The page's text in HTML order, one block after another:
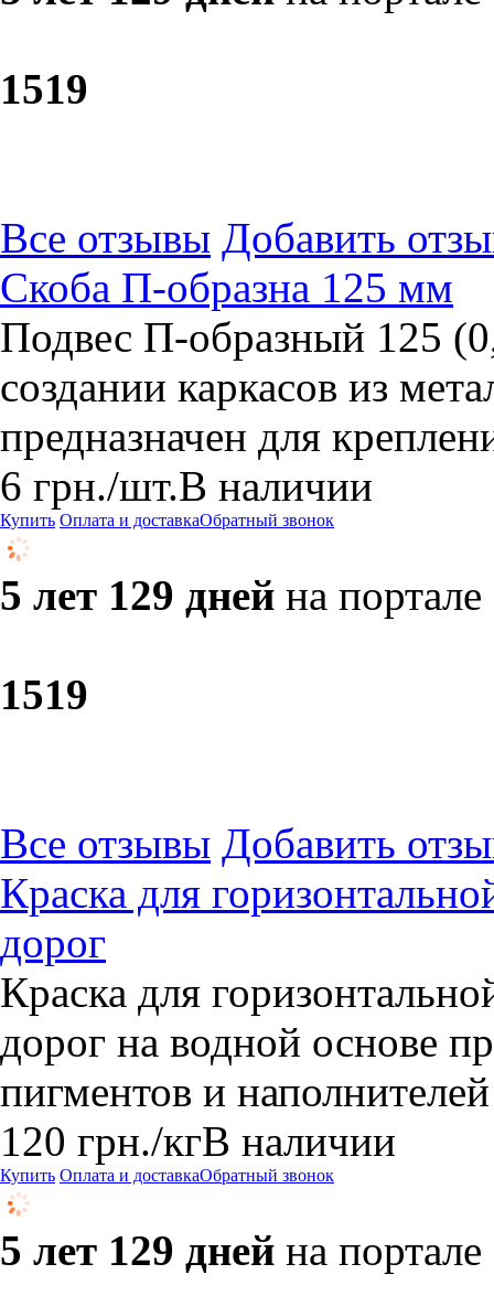
1519
Все отзывы Добавить
Скоба П-образна 125 мм
Подвес П-образный 125
создании каркасов из
предназначен для
6 грн./шт.В наличии
Купить Оплата и доставкаОбратный звонок
5 лет 129 дней на портале
1519
Все отзывы Добавить
Краска для
дорог
Краска для
дорог на водной основе
пигментов и
120 грн./кгВ наличии
Купить Оплата и доставкаОбратный звонок
5 лет 129 дней на портале